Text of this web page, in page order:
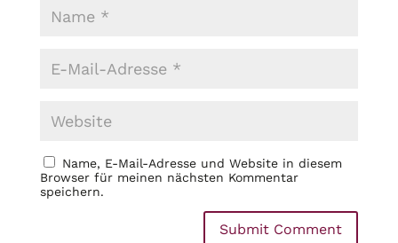
Name, E-Mail-Adresse und Website in diesem
Browser für meinen nächsten Kommentar
speichern.